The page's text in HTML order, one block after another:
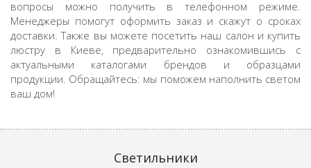
вопросы можно получить в телефонном режиме.
Менеджеры помогут оформить заказ и скажут о сроках
доставки. Также вы можете посетить наш салон и купить
люстру в Киеве, предварительно ознакомившись с
актуальными каталогами брендов и образцами
продукции. Обращайтесь: мы поможем наполнить светом
ваш дом!
Светильники